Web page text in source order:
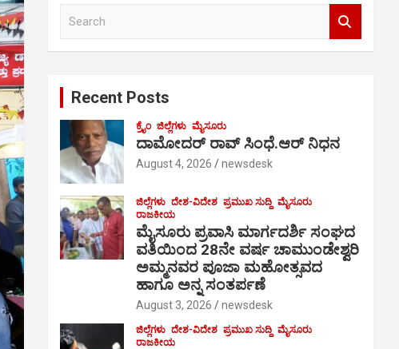
Recent Posts
ಕ್ರೈಂ ಜಿಲ್ಲೆಗಳು ಮೈಸೂರು
ದಾಮೋದರ್ ರಾವ್ ಸಿಂಧೆ.ಆರ್ ನಿಧನ
August 4, 2026 newsdesk
ಜಿಲ್ಲೆಗಳು ದೇಶ-ವಿದೇಶ ಪ್ರಮುಖ ಸುದ್ದಿ ಮೈಸೂರು
ರಾಜಕೀಯ
ಮೈಸೂರು ಪ್ರವಾಸಿ ಮಾರ್ಗದರ್ಶಿ ಸಂಘದ
ವತಿಯಿಂದ 28ನೇ ವರ್ಷ ಚಾಮುಂಡೇಶ್ವರಿ
ಅಮ್ಮನವರ ಪೂಜಾ ಮಹೋತ್ಸವದ
ಹಾಗೂ ಅನ್ನ ಸಂತರ್ಪಣೆ
August 3, 2026 newsdesk
ಜಿಲ್ಲೆಗಳು ದೇಶ-ವಿದೇಶ ಪ್ರಮುಖ ಸುದ್ದಿ ಮೈಸೂರು
ರಾಜಕೀಯ